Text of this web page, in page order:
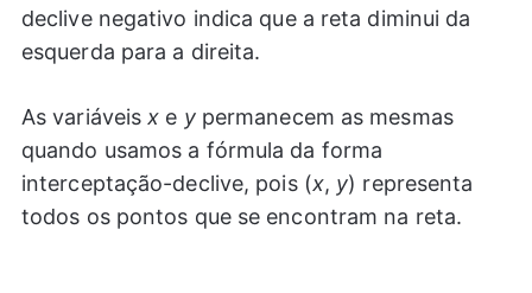
declive negativo indica que a reta diminui da
esquerda para a direita.
As variáveis ​​x e ypermanecem as mesmas
quando usamos a fórmula da forma
interceptação-declive, pois (x, y) representa
todos os pontos que se encontram na reta.